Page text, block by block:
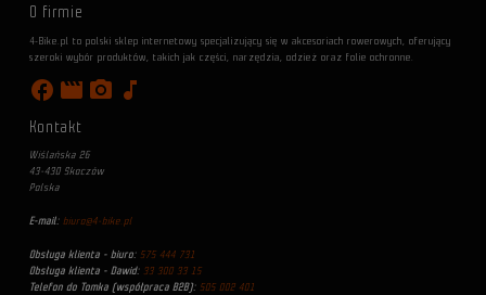
O firmie
4-Bike.pl to polski sklep internetowy specjalizujący się w akcesoriach rowerowych, oferujący
szeroki wybór produktów, takich jak części, narzędzia, odzież oraz folie ochronne.
facebook movie photo_camera music_note
Kontakt
Wiślańska 26
43-430 Skoczów
Polska
E-mail: biuro@4-bike.pl
Obsługa klienta - biuro: 575 444 731
Obsługa klienta - Dawid: 33 300 33 15
Telefon do Tomka (współpraca B2B): 505 002 401